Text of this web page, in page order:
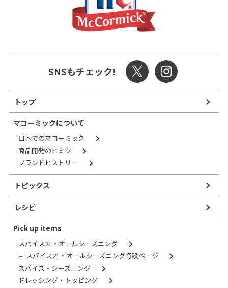
SNSもチェック!
トップ
マコーミックについて
日本でのマコーミック
商品開発のヒミツ
ブランドヒストリー
トピックス
レシピ
Pick up items
スパイス21・オールシーズニング
スパイス21・オールシーズニング特設ページ
スパイス・シーズニング
ドレッシング・トッピング